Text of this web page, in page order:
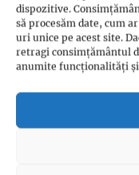
dispozitive.
să procesăm date, cum
uri unice pe acest site.
retragi consimțământul
anumite funcționalități
Din viața
Etici și valori
Există
Familia